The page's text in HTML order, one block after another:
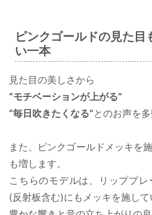
ピンクゴールドの見た目
い一本
見た目の美しさから
“モチベーションが上がる”
“毎日吹きたくなる”とのお声を
また、ピンクゴールドメッキを
も増します。
こちらのモデルは、リッププ
(反射板含む)にもメッキを施して